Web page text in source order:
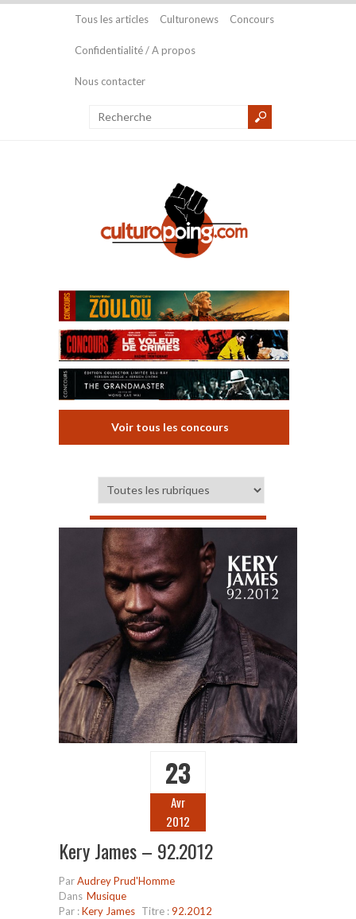
Tous les articles Culturonews Concours
Confidentialité / A propos
Nous contacter
Voir tous les concours
23
Avr
2012
Kery James – 92.2012
ParAudrey Prud'Homme
Dans Musique
Par :Kery James Titre :92.2012